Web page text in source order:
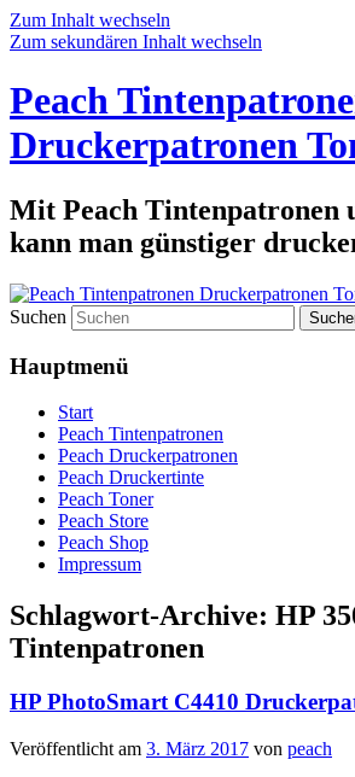
Zum Inhalt wechseln
Zum sekundären Inhalt wechseln
Peach
Druckerpatronen
Mit Peach Tintenpatronen
kann man günstiger
Suchen
Hauptmenü
Start
Peach Tintenpatronen
Peach Druckerpatronen
Peach Druckertinte
Peach Toner
Peach Store
Peach Shop
Impressum
Schlagwort-Archive: HP
Tintenpatronen
HP PhotoSmart C4410
Veröffentlicht am 3. März 2017 von peach